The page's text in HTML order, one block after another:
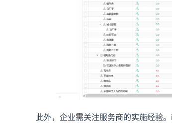
此外，企业需关注服务商的实施经验